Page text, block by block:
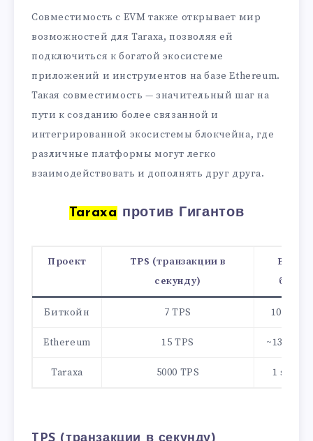
Совместимость с EVM также открывает мир
возможностей для Taraxa, позволяя ей
подключиться к богатой экосистеме
приложений и инструментов на базе Ethereum.
Такая совместимость — значительный шаг на
пути к созданию более связанной и
интегрированной экосистемы блокчейна, где
различные платформы могут легко
взаимодействовать и дополнять друг друга.
Taraxa против Гигантов
Проект
TPS (транзакции в
секунду)
Время
блока
Биткойн 7 TPS 10
Ethereum 15 TPS ~13
Taraxa 5000 TPS 1